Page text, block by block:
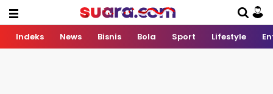
Indeks News Bisnis Bola Sport Lifestyle